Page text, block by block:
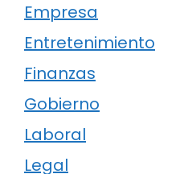
Empresa
Entretenimiento
Finanzas
Gobierno
Laboral
Legal